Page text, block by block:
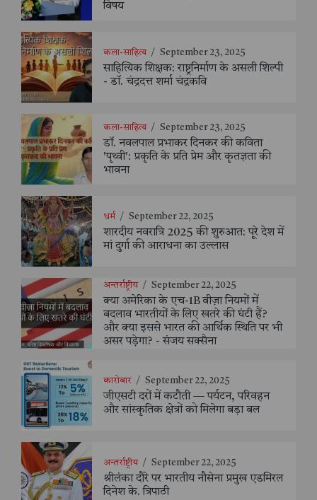
विषय
कला-साहित्य / September 23, 2025
साहित्यिक शिक्षक: राष्ट्रनिर्माण के असली शिल्पी
- डॉ. चंद्रदत्त शर्मा चंद्रकवि
कला-साहित्य / September 23, 2025
डॉ. नवलपाल प्रभाकर दिनकर की कविता
'पृथ्वी': प्रकृति के प्रति प्रेम और कृतज्ञता की
भावना
धर्म / September 22, 2025
शारदीय नवरात्रि 2025 की शुरुआत: पूरे देश में
मां दुर्गा की आराधना का उल्लास
अन्तर्राष्ट्रीय / September 22, 2025
क्या अमेरिका के एच-1B वीज़ा नियमों में
बदलाव भारतीयों के लिए खतरे की घंटी हैं?
और क्या इससे भारत की आर्थिक स्थिति पर भी
असर पड़ेगा? - संजय सक्सैना
कारोबार / September 22, 2025
जीएसटी दरों में कटौती — पर्यटन, परिवहन
और सांस्कृतिक क्षेत्रों को मिलेगा बड़ा बल
अन्तर्राष्ट्रीय / September 22, 2025
श्रीलंका दौरे पर भारतीय नौसेना प्रमुख एडमिरल
दिनेश के. त्रिपाठी